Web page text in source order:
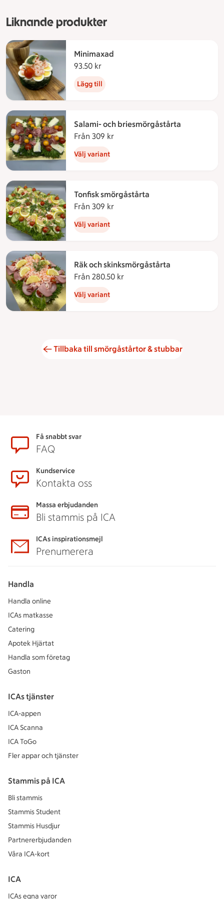
Liknande produkter
Minimaxad
93.50 kr
Lägg till
Salami- och briesmörgåstårta
Från 309 kr
Välj variant
Tonfisk smörgåstårta
Från 309 kr
Välj variant
Räk och skinksmörgåstårta
Från 280.50 kr
Välj variant
Tillbaka till smörgåstårtor & stubbar
SidfotFå snabbt svar
FAQ
Kundservice
Kontakta oss
Massa erbjudanden
Bli stammis på ICA
ICAs inspirationsmejl
Prenumerera
Handla
Handla online
ICAs matkasse
Catering
Apotek Hjärtat
Handla som företag
Gaston
ICAs tjänster
ICA-appen
ICA Scanna
ICA ToGo
Fler appar och tjänster
Stammis på ICA
Bli stammis
Stammis Student
Stammis Husdjur
Partnererbjudanden
Våra ICA-kort
ICA
ICAs egna varor